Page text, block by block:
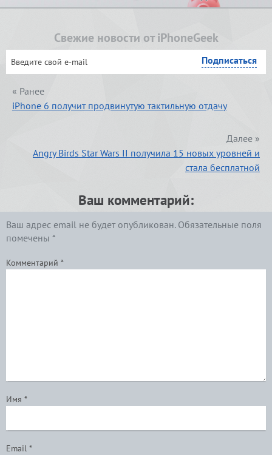
Свежие новости от iPhoneGeek
« Ранее
iPhone 6 получит продвинутую тактильную отдачу
Далее »
Angry Birds Star Wars II получила 15 новых уровней и
стала бесплатной
Ваш комментарий:
Ваш адрес email не будет опубликован. Обязательные поля
помечены *
Комментарий *
Имя *
Email *